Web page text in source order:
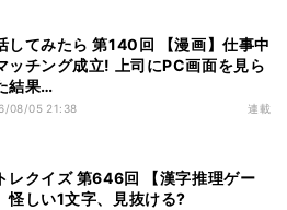
してみたら 第140回 【漫画】仕事中
ッチング成立! 上司にPC画面を見ら
結果…
08/05 21:38 連載
レクイズ 第646回 【漢字推理ゲー
怪しい1文字、見抜ける?